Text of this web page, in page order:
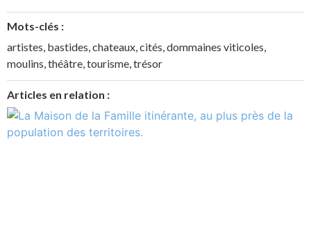
Mots-clés :
artistes, bastides,chateaux,cités,dommaines viticoles,
moulins,théâtre,tourisme,trésor
Articles en relation :